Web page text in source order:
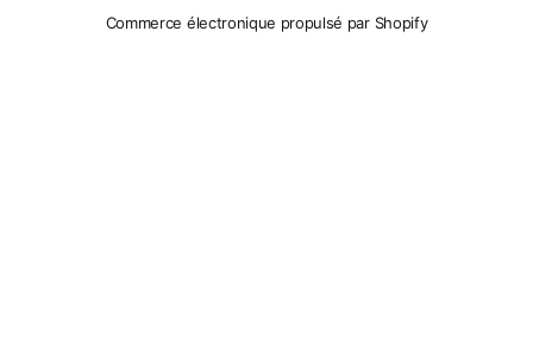
Commerce électronique propulsé par Shopify